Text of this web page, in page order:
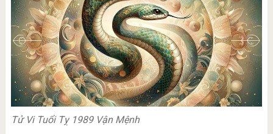
Tử Vi Tuổi Tỵ 1989 Vận Mệnh